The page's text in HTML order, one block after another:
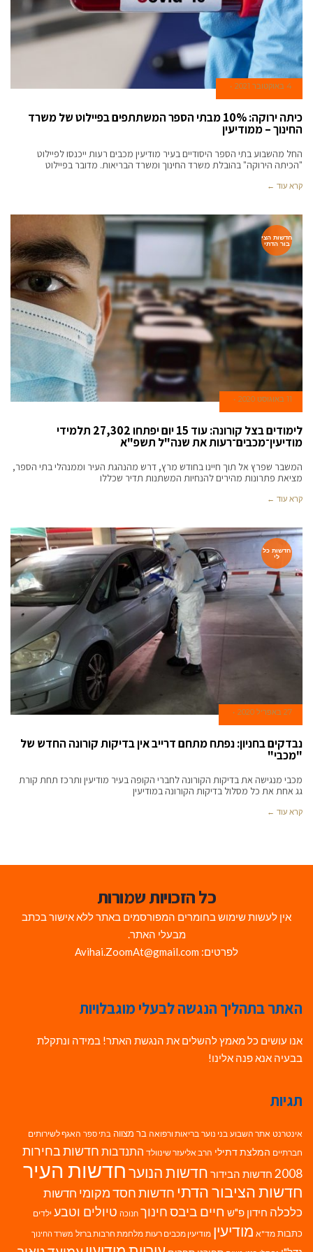
4 באוקטובר 2021
כיתה ירוקה: 10% מבתי הספר המשתתפים בפיילוט של משרד
החינוך – ממודיעין
החל מהשבוע בתי הספר היסודיים בעיר מודיעין מכבים רעות ייכנסו לפיילוט
"הכיתה הירוקה" בהובלת משרד החינוך ומשרד הבריאות. מדובר בפיילוט
קרא עוד ←
חדשות הצי
בור הדתי
11 באוגוסט 2020
לימודים בצל קורונה: עוד 15 יום יפתחו 27,302 תלמידי
מודיעין־מכבים־רעות את שנה"ל תשפ"א
המשבר שפרץ אל תוך חיינו בחודש מרץ, דרש מהנהגת העיר וממנהלי בתי הספר,
מציאת פתרונות מהירים להנחיות המשתנות תדיר שכללו
קרא עוד ←
חדשות כל
לי
27 באפריל 2020
נבדקים בחניון: נפתח מתחם דרייב אין בדיקות קורונה החדש של
"מכבי"
מכבי מנגישה את בדיקות הקורונה לחברי הקופה בעיר מודיעין ותרכז תחת קורת
גג אחת את כל מסלול בדיקות הקורונה במודיעין
קרא עוד ←
כל הזכויות שמורות
אין לעשות שימוש בחומרים המפורסמים באתר ללא אישור בכתב
מבעלי האתר.
לפרטים: Avihai.ZoomAt@gmail.com
האתר בתהליך הנגשה לבעלי מוגבלויות
אנו עושים כל מאמץ להשלים את הנגשת האתר! במידה ונתקלת
בבעיה אנא פנה אלינו!
תגיות
אינטרנט אתר השבוע בני נוער בריאות ורפואה בר מצווה בתי ספר האגף לשירותים
חברתיים המלצת דתילי הרב אליעזר שינוולד התנדבות חדשות בחירות
2008 חדשות הבידור חדשות הנוערחדשות העיר
חדשות הציבור הדתי חדשות חסד מקומי חדשות
כלכלה חידון פ"ש חיים ביבסחינוך חנוכה טיולים וטבע ילדים
כתבות מד"א מודיעין מודיעין מכבים רעות מלחמת חרבות ברזל משרד החינוך